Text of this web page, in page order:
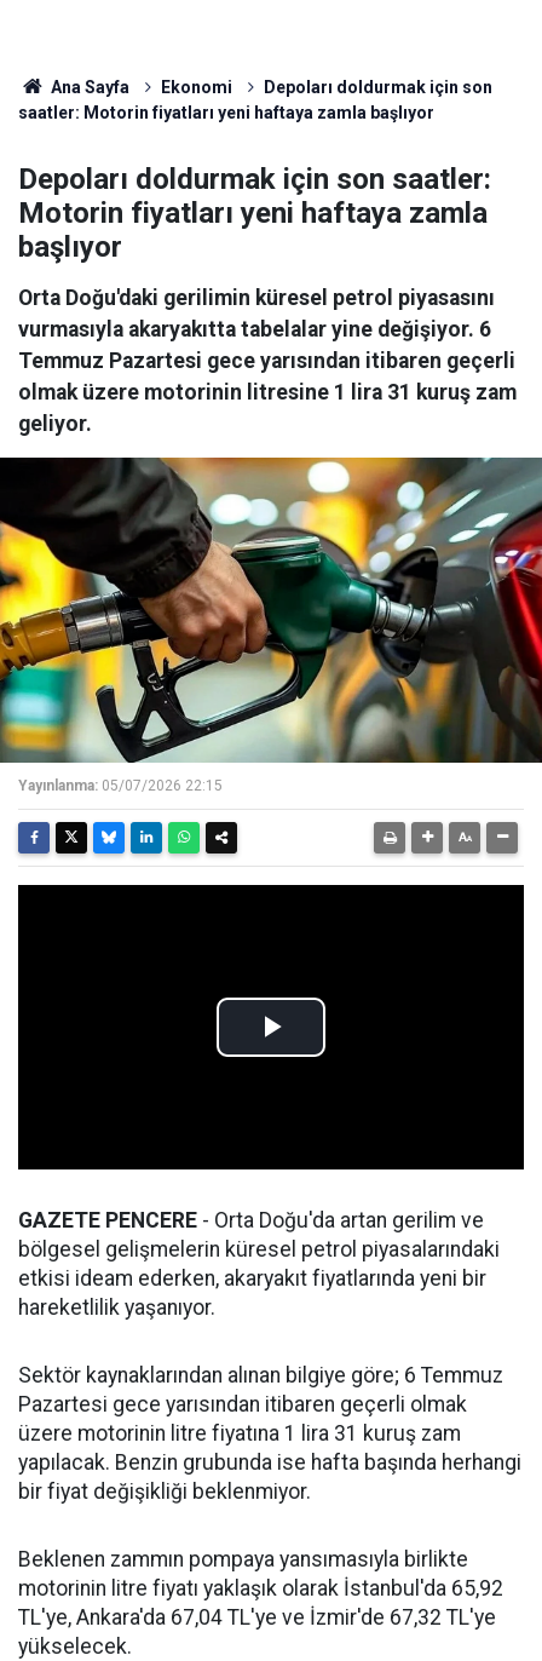
Ana Sayfa Ekonomi
Depoları doldurmak için son
saatler: Motorin fiyatları yeni haftaya zamla başlıyor
Depoları doldurmak için son saatler:
Motorin fiyatları yeni haftaya zamla
başlıyor
Orta Doğu'daki gerilimin küresel petrol piyasasını
vurmasıyla akaryakıtta tabelalar yine değişiyor. 6
Temmuz Pazartesi gece yarısından itibaren geçerli
olmak üzere motorinin litresine 1 lira 31 kuruş zam
geliyor.
Yayınlanma: 05/07/2026 22:15
GAZETE PENCERE - Orta Doğu'da artan gerilim ve
bölgesel gelişmelerin küresel petrol piyasalarındaki
etkisi ideam ederken, akaryakıt fiyatlarında yeni bir
hareketlilik yaşanıyor.
Sektör kaynaklarından alınan bilgiye göre; 6 Temmuz
Pazartesi gece yarısından itibaren geçerli olmak
üzere motorinin litre fiyatına 1 lira 31 kuruş zam
yapılacak. Benzin grubunda ise hafta başında herhangi
bir fiyat değişikliği beklenmiyor.
Beklenen zammın pompaya yansımasıyla birlikte
motorinin litre fiyatı yaklaşık olarak İstanbul'da 65,92
TL'ye, Ankara'da 67,04 TL'ye ve İzmir'de 67,32 TL'ye
yükselecek.